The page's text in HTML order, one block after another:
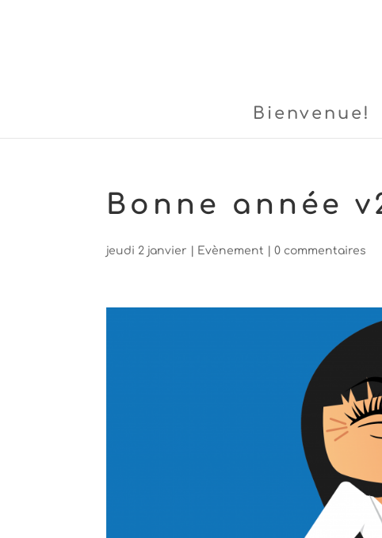
Bienvenue!
Bonne année
jeudi 2 janvier Evènement |0 commentaires